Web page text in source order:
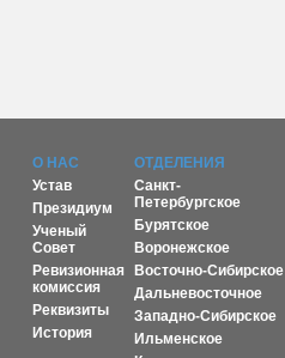
О НАС
Устав
Президиум
Ученый
Совет
Ревизионная
комиссия
Реквизиты
История
ОТДЕЛЕНИЯ
Санкт-
Петербургское
Бурятское
Воронежское
Восточно-Сибирское
Дальневосточное
Западно-Сибирское
Ильменское